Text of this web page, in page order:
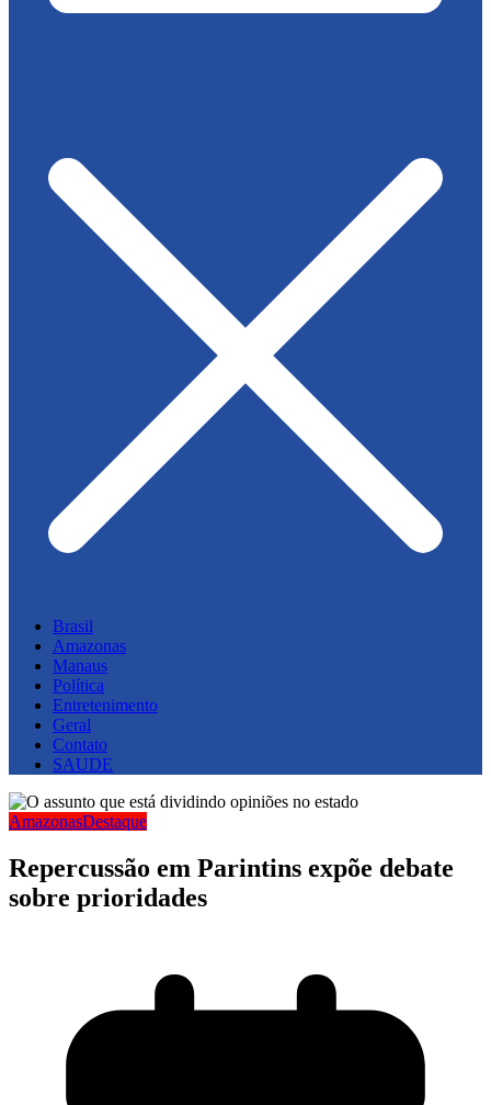
Brasil
Amazonas
Manaus
Política
Entretenimento
Geral
Contato
SAUDE
AmazonasDestaque
Repercussão em Parintins expõe debate
sobre prioridades